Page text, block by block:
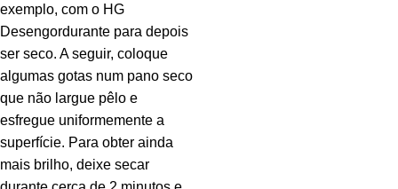
exemplo, com o HG
Desengordurante para depois
ser seco. A seguir, coloque
algumas gotas num pano seco
que não largue pêlo e
esfregue uniformemente a
superfície. Para obter ainda
mais brilho, deixe secar